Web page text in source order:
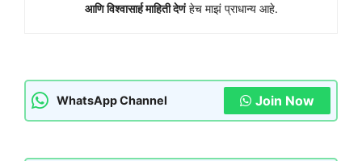
आणि विश्वासार्ह माहिती देणंहेच माझं प्राधान्य आहे.
WhatsApp Channel Join Now